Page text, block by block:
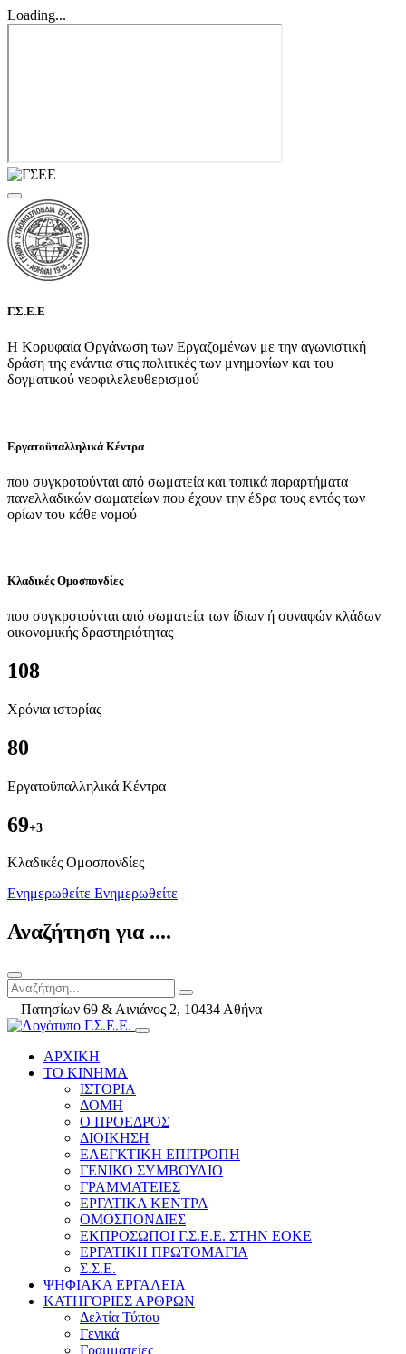
Loading...
Γ.Σ.Ε.Ε
Η Κορυφαία Οργάνωση των Εργαζομένων με την αγωνιστική
δράση της ενάντια στις πολιτικές των μνημονίων και του
δογματικού νεοφιλελευθερισμού
Εργατοϋπαλληλικά Κέντρα
που συγκροτούνται από σωματεία και τοπικά παραρτήματα
πανελλαδικών σωματείων που έχουν την έδρα τους εντός των
ορίων του κάθε νομού
Κλαδικές Ομοσπονδίες
που συγκροτούνται από σωματεία των ίδιων ή συναφών κλάδων
οικονομικής δραστηριότητας
108
Χρόνια ιστορίας
80
Εργατοϋπαλληλικά Κέντρα
69+3
Kλαδικές Ομοσπονδίες
Ενημερωθείτε Ενημερωθείτε
Αναζήτηση για ....
Πατησίων 69 & Αινιάνος 2, 10434 Αθήνα
ΑΡΧΙΚΗ
ΤΟ ΚΙΝΗΜΑ
ΙΣΤΟΡΙΑ
ΔΟΜΗ
Ο ΠΡΟΕΔΡΟΣ
ΔΙΟΙΚΗΣΗ
ΕΛΕΓΚΤΙΚΗ ΕΠΙΤΡΟΠΗ
ΓΕΝΙΚΟ ΣΥΜΒΟΥΛΙΟ
ΓΡΑΜΜΑΤΕΙΕΣ
ΕΡΓΑΤΙΚΑ ΚΕΝΤΡΑ
ΟΜΟΣΠΟΝΔΙΕΣ
ΕΚΠΡΟΣΩΠΟΙ Γ.Σ.Ε.Ε. ΣΤΗΝ ΕΟΚΕ
ΕΡΓΑΤΙΚΗ ΠΡΩΤΟΜΑΓΙΑ
Σ.Σ.Ε.
ΨΗΦΙΑΚΑ ΕΡΓΑΛΕΙΑ
ΚΑΤΗΓΟΡΙΕΣ ΑΡΘΡΩΝ
Δελτία Τύπου
Γενικά
Γραμματείες